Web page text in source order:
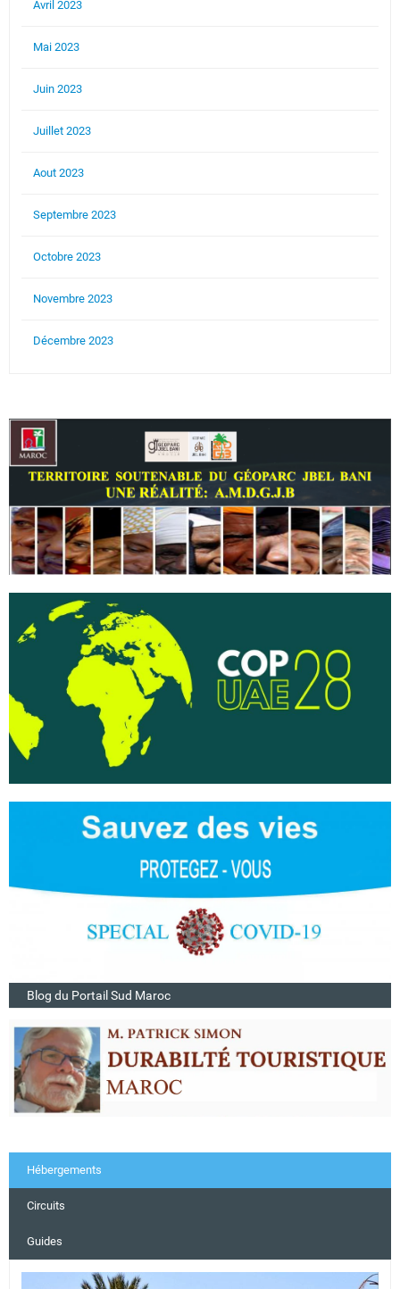
Avril 2023
Mai 2023
Juin 2023
Juillet 2023
Aout 2023
Septembre 2023
Octobre 2023
Novembre 2023
Décembre 2023
Blog du Portail Sud Maroc
Hébergements
Circuits
Guides